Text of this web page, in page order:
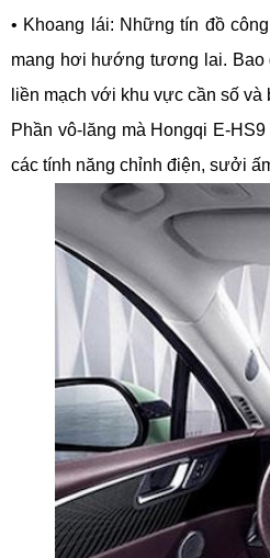
• Khoang lái: Những tín đồ
mang hơi hướng tương lai. Bao
liền mạch với khu vực cần số và
Phần vô-lăng mà Hongqi E-
các tính năng chỉnh điện, sưởi